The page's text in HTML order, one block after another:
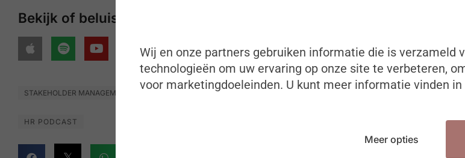
Bekijk of beluister onze podcasts op
STAKEHOLDER MANAGEMENT
HR PODCAST
Wij en onze partners gebruiken informatie die is verzameld
technologieën om uw ervaring op onze site te verbeteren,
voor marketingdoeleinden. U kunt meer informatie vinden in
Meer opties